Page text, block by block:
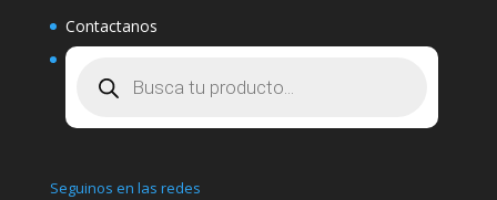
Contactanos
Seguinos en las redes